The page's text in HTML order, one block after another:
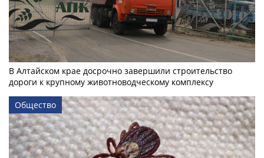
В Алтайском крае досрочно завершили строительство
дороги к крупному животноводческому комплексу
Общество